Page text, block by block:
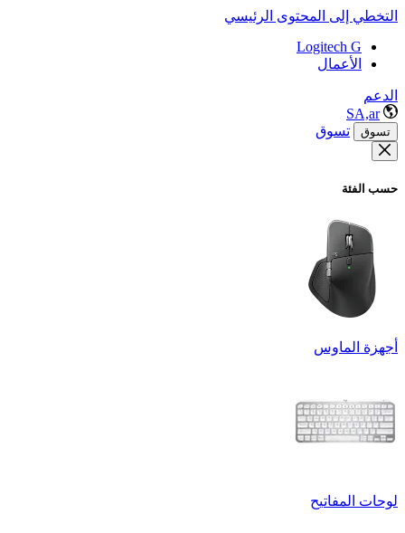
التخطي إلى المحتوى الرئيسي
Logitech G
الأعمال
الدعم
SA,ar
تسوق تسوق
حسب الفئة
أجهزة الماوس
لوحات المفاتيح